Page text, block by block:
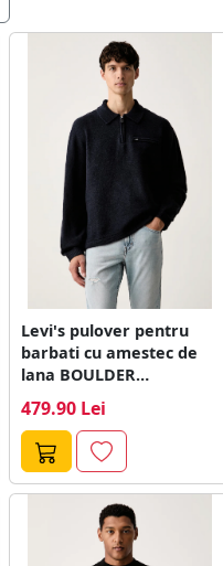
Levi's pulover pentru
barbati cu amestec de
lana BOULDER
479.90 Lei